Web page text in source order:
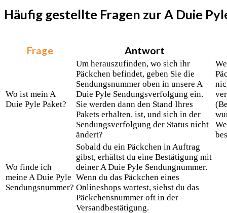
Häufig gestellte Fragen zur A Duie
Frage Antwort
Wo ist mein A
Duie Pyle Paket?
Um herauszufinden, wo sich ihr
Päckchen befindet, geben Sie die
Sendungsnummer oben in unsere A
Duie Pyle Sendungsverfolgung ein.
Sie werden dann den Stand Ihres
Pakets erhalten. ist, und sich in der
Sendungsverfolgung der Status nicht
ändert?
Wo finde ich
meine A Duie Pyle
Sendungsnummer?
Sobald du ein Päckchen in Auftrag
gibst, erhältst du eine Bestätigung mit
deiner A Duie Pyle Sendungnummer.
Wenn du das Päckchen eines
Onlineshops wartest, siehst du das
Päckchensnummer oft in der
Versandbestätigung.